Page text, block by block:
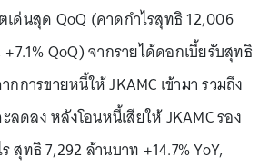
เด่นสุด QoQ (คาดกำไรสุทธิ 12,006
QoQ) จากรายได้ดอกเบี้ยรับสุทธิ
กการขายหนี้ให้ JKAMC เข้ามา รวมถึง
ดลง หลังโอนหนี้เสียให้ JKAMC รอง
สุทธิ 7,292 ล้านบาท +14.7% YoY,